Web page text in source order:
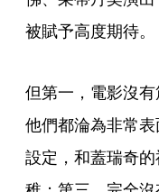
被賦予高度期待。
但第一，電影沒
他們都淪為非常
設定，和蓋瑞奇